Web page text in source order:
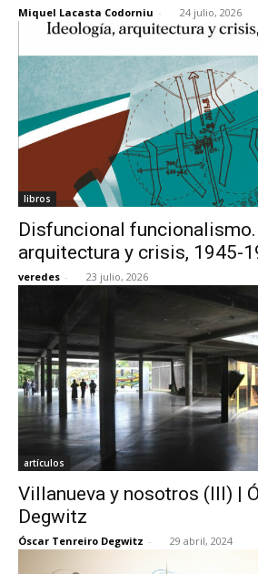
Miquel Lacasta Codorniu - 24 julio, 2026
libros
Disfuncional
arquitectura y crisis, 1945-
veredes - 23 julio, 2026
artículos
Villanueva y nosotros (III) |
Degwitz
Óscar Tenreiro Degwitz - 29 abril, 2024